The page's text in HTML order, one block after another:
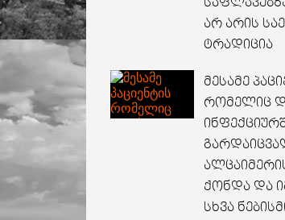
არ არის
ტრადიცია
მესამე
რომელიც
ქონდა და
სხვა